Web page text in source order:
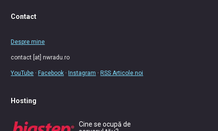
Contact
Despre mine
contact [at] nwradu.ro
YouTube · Facebook · Instagram · RSS Articole noi
Hosting
Cine se ocupă de